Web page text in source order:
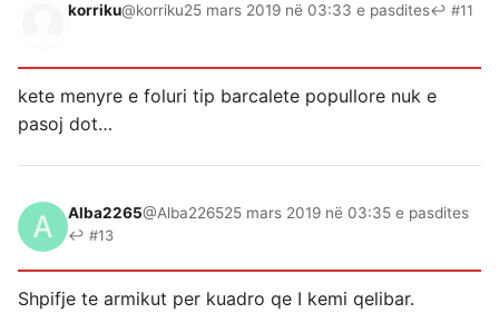
korriku@korriku25 mars 2019 në 03:33 e pasdites↩ #11
kete menyre e foluri tip barcalete popullore nuk e
pasoj dot…
Alba2265@Alba226525 mars 2019 në 03:35 e pasdites
↩ #13
Shpifje te armikut per kuadro qe I kemi qelibar.